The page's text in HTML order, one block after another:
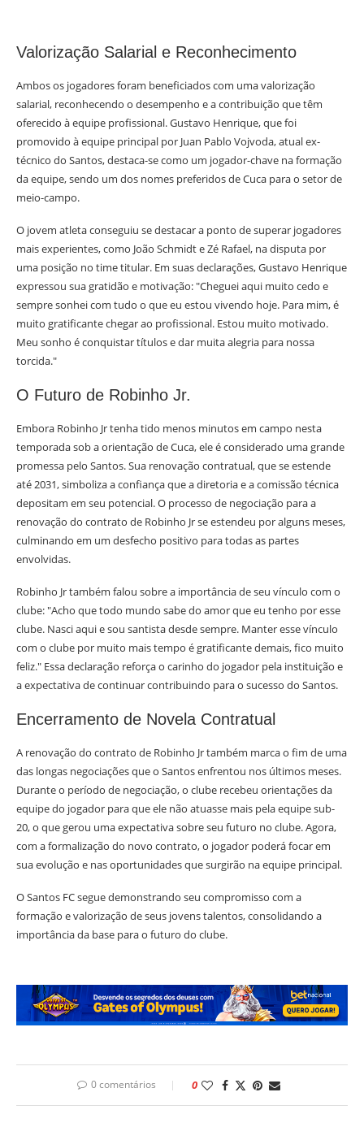
Valorização Salarial e Reconhecimento
Ambos os jogadores foram beneficiados com uma valorização
salarial, reconhecendo o desempenho e a contribuição que têm
oferecido à equipe profissional. Gustavo Henrique, que foi
promovido à equipe principal por Juan Pablo Vojvoda, atual ex-
técnico do Santos, destaca-se como um jogador-chave na formação
da equipe, sendo um dos nomes preferidos de Cuca para o setor de
meio-campo.
O jovem atleta conseguiu se destacar a ponto de superar jogadores
mais experientes, como João Schmidt e Zé Rafael, na disputa por
uma posição no time titular. Em suas declarações, Gustavo Henrique
expressou sua gratidão e motivação: "Cheguei aqui muito cedo e
sempre sonhei com tudo o que eu estou vivendo hoje. Para mim, é
muito gratificante chegar ao profissional. Estou muito motivado.
Meu sonho é conquistar títulos e dar muita alegria para nossa
torcida."
O Futuro de Robinho Jr.
Embora Robinho Jr tenha tido menos minutos em campo nesta
temporada sob a orientação de Cuca, ele é considerado uma grande
promessa pelo Santos. Sua renovação contratual, que se estende
até 2031, simboliza a confiança que a diretoria e a comissão técnica
depositam em seu potencial. O processo de negociação para a
renovação do contrato de Robinho Jr se estendeu por alguns meses,
culminando em um desfecho positivo para todas as partes
envolvidas.
Robinho Jr também falou sobre a importância de seu vínculo com o
clube: "Acho que todo mundo sabe do amor que eu tenho por esse
clube. Nasci aqui e sou santista desde sempre. Manter esse vínculo
com o clube por muito mais tempo é gratificante demais, fico muito
feliz." Essa declaração reforça o carinho do jogador pela instituição e
a expectativa de continuar contribuindo para o sucesso do Santos.
Encerramento de Novela Contratual
A renovação do contrato de Robinho Jr também marca o fim de uma
das longas negociações que o Santos enfrentou nos últimos meses.
Durante o período de negociação, o clube recebeu orientações da
equipe do jogador para que ele não atuasse mais pela equipe sub-
20, o que gerou uma expectativa sobre seu futuro no clube. Agora,
com a formalização do novo contrato, o jogador poderá focar em
sua evolução e nas oportunidades que surgirão na equipe principal.
O Santos FC segue demonstrando seu compromisso com a
formação e valorização de seus jovens talentos, consolidando a
importância da base para o futuro do clube.
0 comentários 0